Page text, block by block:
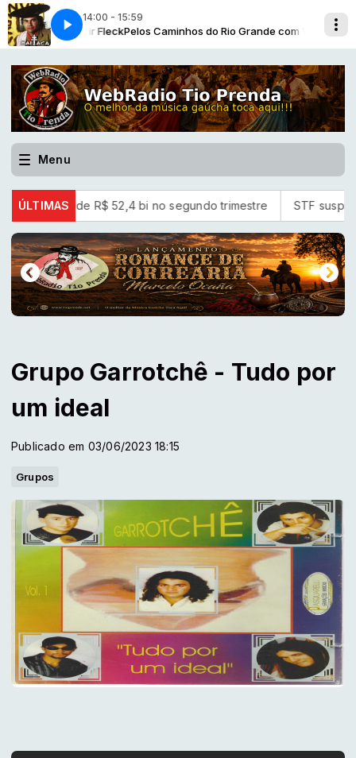
14:00 - 15:59
com Voltencir FleckPelos Caminhos do Rio Grande com Voltencir Fleck
Secretário de Obra [Baitaca]
Menu
ÚLTIMAS
de R$ 52,4 bi no segundo trimestre STF suspende
Grupo Garrotchê - Tudo por
um ideal
Publicado em 03/06/2023 18:15
Grupos